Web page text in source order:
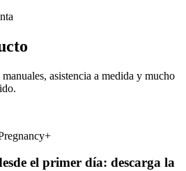
asistencia a medida y mucho
el primer día: descarga la